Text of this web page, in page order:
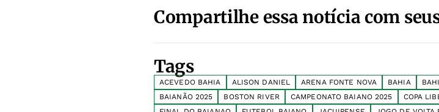
Compartilhe essa notícia com
Tags
ACEVEDO BAHIA ALISON DANIEL ARENA FONTE NOVA BAHIA
BAIANÃO 2025
BOSTON RIVER CAMPEONATO BAIANO 2025 COPA